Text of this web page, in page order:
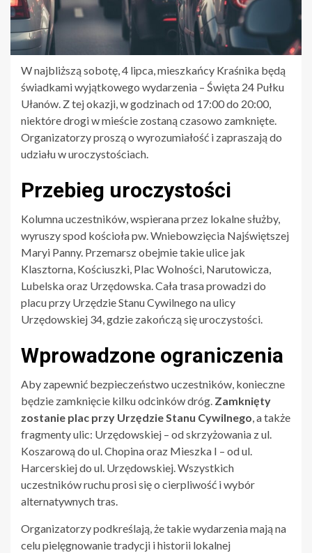
W najbliższą sobotę, 4 lipca, mieszkańcy Kraśnika będą
świadkami wyjątkowego wydarzenia – Święta 24 Pułku
Ułanów. Z tej okazji, w godzinach od 17:00 do 20:00,
niektóre drogi w mieście zostaną czasowo zamknięte.
Organizatorzy proszą o wyrozumiałość i zapraszają do
udziału w uroczystościach.
Przebieg uroczystości
Kolumna uczestników, wspierana przez lokalne służby,
wyruszy spod kościoła pw. Wniebowzięcia Najświętszej
Maryi Panny. Przemarsz obejmie takie ulice jak
Klasztorna, Kościuszki, Plac Wolności, Narutowicza,
Lubelska oraz Urzędowska. Cała trasa prowadzi do
placu przy Urzędzie Stanu Cywilnego na ulicy
Urzędowskiej 34, gdzie zakończą się uroczystości.
Wprowadzone ograniczenia
Aby zapewnić bezpieczeństwo uczestników, konieczne
będzie zamknięcie kilku odcinków dróg. Zamknięty
zostanie plac przy Urzędzie Stanu Cywilnego, a także
fragmenty ulic: Urzędowskiej – od skrzyżowania z ul.
Koszarową do ul. Chopina oraz Mieszka I – od ul.
Harcerskiej do ul. Urzędowskiej. Wszystkich
uczestników ruchu prosi się o cierpliwość i wybór
alternatywnych tras.
Organizatorzy podkreślają, że takie wydarzenia mają na
celu pielęgnowanie tradycji i historii lokalnej